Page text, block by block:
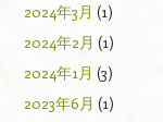
2024年3月 (1)
2024年2月 (1)
2024年1月 (3)
2023年6月 (1)